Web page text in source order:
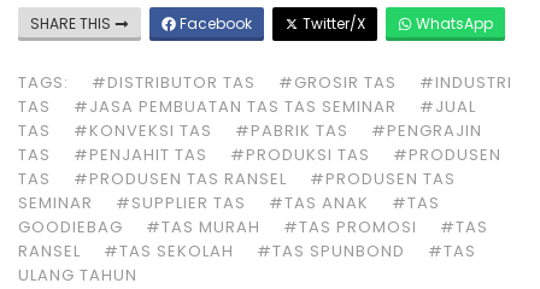
SHARE THIS Facebook Twitter/X WhatsApp
TAGS: #DISTRIBUTOR TAS #GROSIR TAS
#INDUSTRI
TAS
#JASA PEMBUATAN TAS TAS SEMINAR
#JUAL
TAS
#KONVEKSI TAS #PABRIK TAS
#PENGRAJIN
TAS
#PENJAHIT TAS #PRODUKSI TAS
#PRODUSEN
TAS
#PRODUSEN TAS RANSEL
#PRODUSEN TAS
SEMINAR
#SUPPLIER TAS #TAS ANAK
#TAS
GOODIEBAG
#TAS MURAH #TAS PROMOSI
#TAS
RANSEL
#TAS SEKOLAH #TAS SPUNBOND
#TAS
ULANG TAHUN